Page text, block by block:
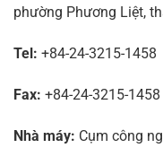
phường Phương Liệt,
Tel: +84-24-3215-1458
Fax: +84-24-3215-1458
Nhà máy: Cụm công